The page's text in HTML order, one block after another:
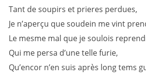
Tant de soupirs et prieres perdues,
Je n’aperçu que soudein me vint
Le mesme mal que je soulois
Qui me persa d’une telle furie,
Qu’encor n’en suis après long tems